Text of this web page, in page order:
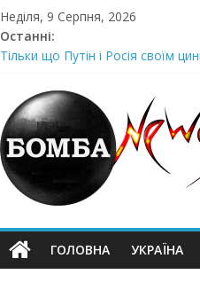
Неділя, 9 Серпня, 2026
Останні:
Тільки що Путін і Росія своїм
Щойно! Передали з Херсону:
Отрuмає по повній!
Луцeнкo: “3eлeнcькuй
ГОЛОВНА УКРАЇНА